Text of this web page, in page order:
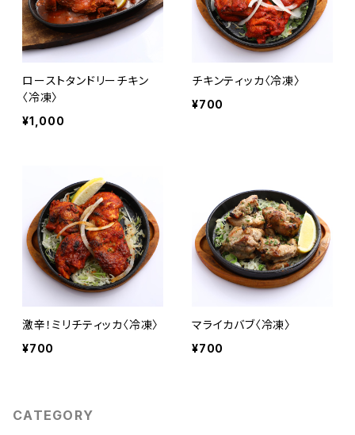
ローストタンドリーチキン
〈冷凍〉
¥1,000
チキンティッカ〈冷凍〉
¥700
激辛！ミリチティッカ〈冷凍〉
¥700
マライカバブ〈冷凍〉
¥700
CATEGORY